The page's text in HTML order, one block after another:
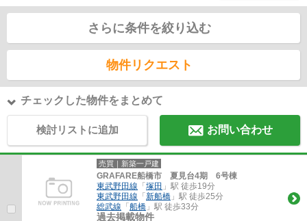
さらに条件を絞り込む
物件リクエスト
チェックした物件をまとめて
検討リストに追加 お問い合わせ
売買｜新築一戸建
GRAFARE船橋市 夏見台4期 6号棟
東武野田線 「 塚田 」駅 徒歩19分
東武野田線 「 新船橋 」駅 徒歩25分
総武線 「 船橋 」駅 徒歩33分
過去掲載物件